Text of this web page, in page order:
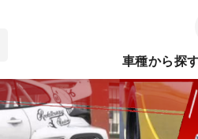
車種から探